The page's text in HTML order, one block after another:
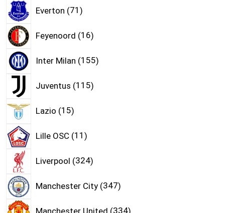
Everton 71
Feyenoord 16
Inter Milan 155
Juventus 115
Lazio 15
Lille OSC 11
Liverpool 324
Manchester City 347
Manchester United 334